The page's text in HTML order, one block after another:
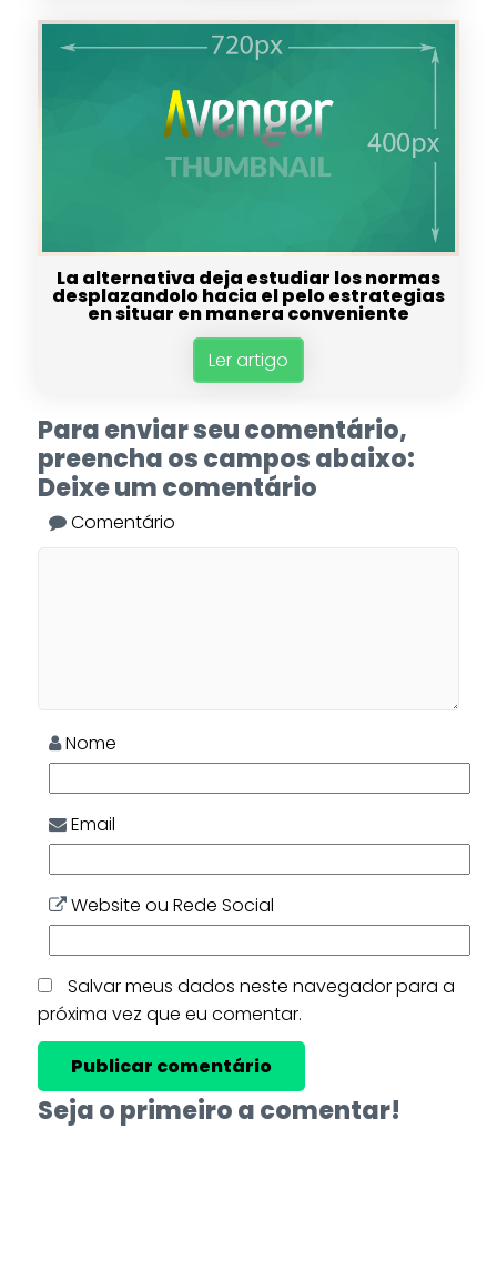
La alternativa deja estudiar los normas
desplazandolo hacia el pelo estrategias
en situar en manera conveniente
Ler artigo
Para enviar seu comentário,
preencha os campos abaixo:
Deixe um comentário
Comentário
Nome
Email
Website ou Rede Social
Salvar meus dados neste navegador para a
próxima vez que eu comentar.
Seja o primeiro a comentar!